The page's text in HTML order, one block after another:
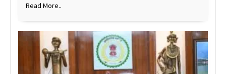
Read More..